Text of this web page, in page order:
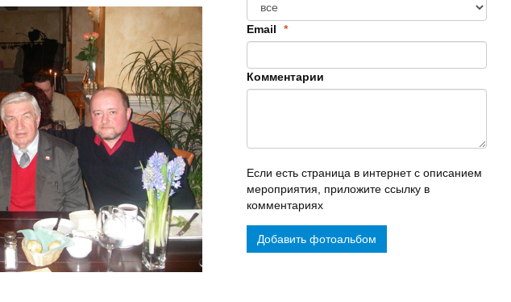
Email *
Комментарии
Если есть страница в интернет с описанием
мероприятия, приложите ссылку в
комментариях
Добавить фотоальбом